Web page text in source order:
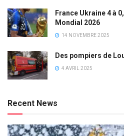
France Ukraine 4 à
Mondial 2026
14 NOVEMBRE 2025
Des pompiers de
4 AVRIL 2025
Recent News